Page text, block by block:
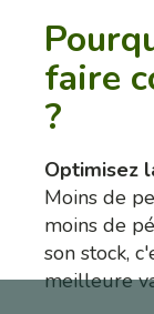
faire
?
Optimisez
Moins de
moins de
son stock,
meilleure